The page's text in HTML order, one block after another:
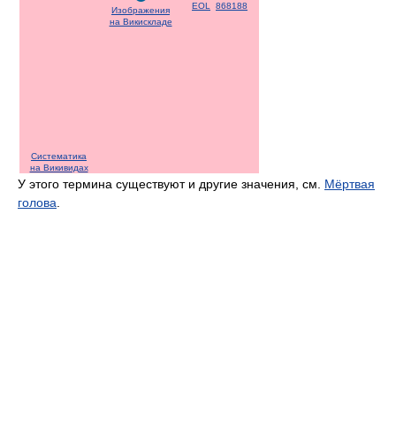
Систематика
на Викивидах
Изображения
на Викискладе
EOL 868188
У этого термина существуют и другие значения, см. Мёртвая
голова